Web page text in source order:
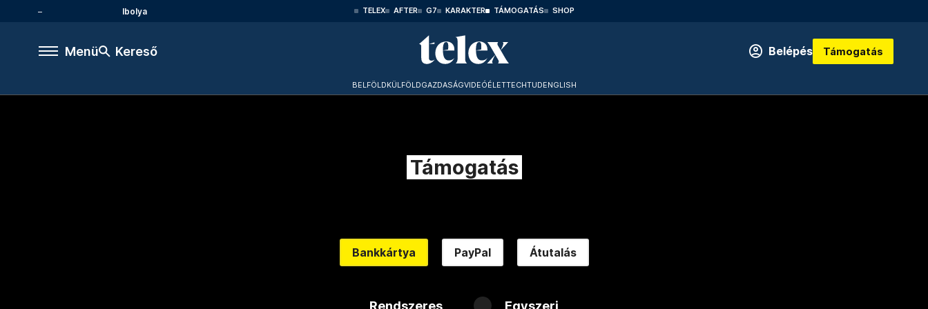
Ibolya TELEX AFTER G7 KARAKTER TÁMOGATÁS SHOP
Menü Kereső Belépés Támogatás
BELFÖLDKÜLFÖLDGAZDASÁGVIDEÓÉLETTECHTUDENGLISH
Támogatás
Bankkártya PayPal Átutalás
Rendszeres Egyszeri